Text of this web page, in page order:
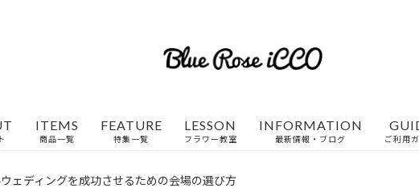
ITEMS
商品一覧
FEATURE
特集一覧
LESSON
フラワー教室
INFORMATION
最新情報・ブログ ご利用
ェディングを成功させるための会場の選び方